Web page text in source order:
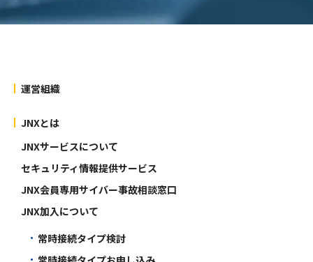
運営組織
JNXとは
JNXサービスについて
セキュリティ情報提供サービス
JNX会員専用サイバー事故相談窓口
JNX加入について
常時接続タイプ検討